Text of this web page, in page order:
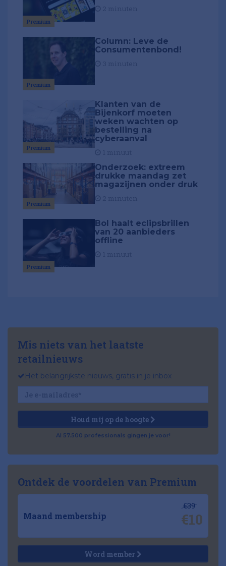
Premium
Premium
Column: Leve de
Consumentenbond!
Premium
Klanten van de
Bijenkorf moeten
weken wachten op
bestelling na
cyberaanval
Premium
Onderzoek: extreem
drukke maandag zet
magazijnen onder druk
Premium
Bol haalt eclipsbrillen
van 20 aanbieders
offline
Mis niets van het laatste
retailnieuws
Het belangrijkste nieuws, gratis in je inbox
Houd mij op de hoogte
Al 57.500 professionals gingen je voor!
Ontdek de voordelen van Premium
Maand membership
€39
€10
Word member